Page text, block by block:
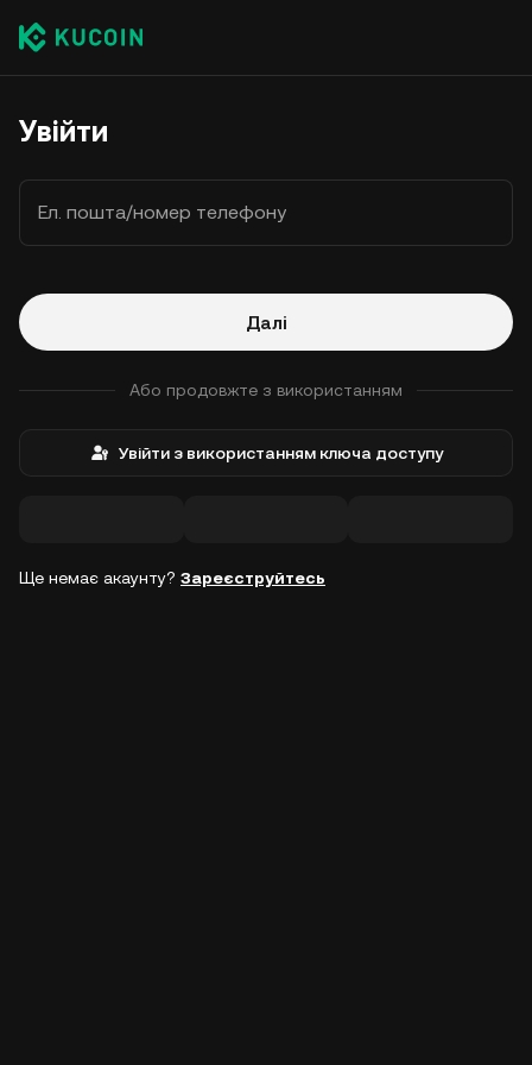
Увійти
Ел. пошта/номер телефону
Далі
Або продовжте з використанням
Увійти з використанням ключа доступу
Ще немає акаунту? Зареєструйтесь